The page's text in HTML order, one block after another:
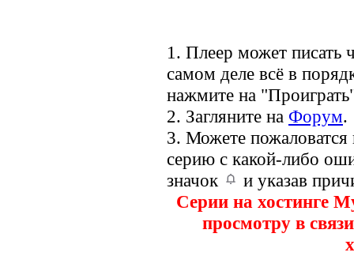
1. Плеер может писать
самом деле всё в
нажмите на
2. Загляните на Форум.
3. Можете
серию с какой-либо
значок
и указав
Серии на хостинге
просмотру в